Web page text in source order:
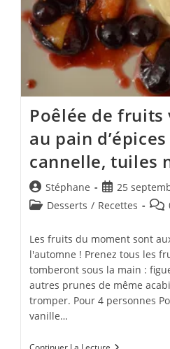
Poêlée de fruits
au pain
cannelle, tuiles
Auteur/autrice
de
Stéphane
Publication
publiée :
25
PostDesserts / Recettes
la
Les fruits du moment sont
l'automne ! Prenez tous les
tomberont sous la main :
autres prunes de même
tromper. Pour 4 personnes
vanille…